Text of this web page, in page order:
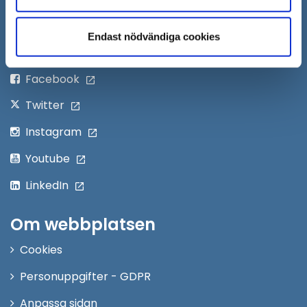
Endast nödvändiga cookies
PersonalingångÖppna
i
fönster
Följ oss på:
Facebook
Twitter
Instagram
Youtube
LinkedIn
Om webbplatsen
Cookies
Personuppgifter - GDPR
Anpassa sidan